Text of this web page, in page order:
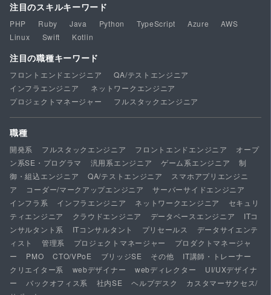
注目のスキルキーワード
PHP Ruby Java Python TypeScript Azure
AWS
Linux
Swift Kotlin
注目の職種キーワード
フロントエンドエンジニア
QA/テストエンジニア
インフラエンジニア
ネットワークエンジニア
プロジェクトマネージャー
フルスタックエンジニア
職種
開発系 フルスタックエンジニア フロントエンドエンジニア
オープ
ン系SE・プログラマ
汎用系エンジニア ゲーム系エンジニア
制
御・組込エンジニア
QA/テストエンジニア
スマホアプリエンジニ
ア
コーダー/マークアップエンジニア
サーバーサイドエンジニア
インフラ系
インフラエンジニア ネットワークエンジニア
セキュリ
ティエンジニア
クラウドエンジニア データベースエンジニア
ITコ
ンサルタント系
ITコンサルタント プリセールス
データサイエンテ
ィスト
管理系 プロジェクトマネージャー
プロダクトマネージャ
ー
PMO CTO/VPoE ブリッジSE その他
IT講師・トレーナー
クリエイター系
webデザイナー webディレクター
UI/UXデザイナ
ー
バックオフィス系 社内SE ヘルプデスク
カスタマーサクセス/